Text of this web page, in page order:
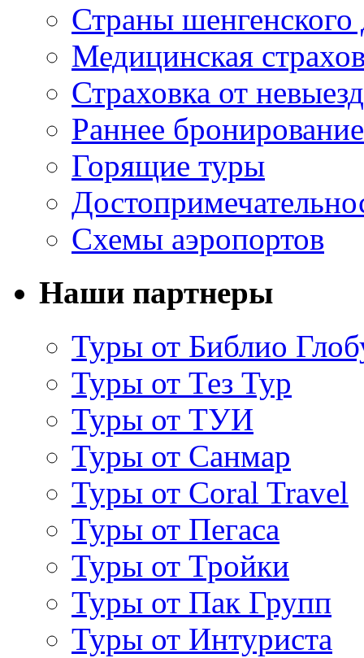
Страны шенгенского
Медицинская
Страховка от
Раннее
Горящие туры
Схемы аэропортов
Наши партнеры
Туры от Библио
Туры от Тез Тур
Туры от ТУИ
Туры от Санмар
Туры от Coral Travel
Туры от Пегаса
Туры от Тройки
Туры от Пак Групп
Туры от Интуриста